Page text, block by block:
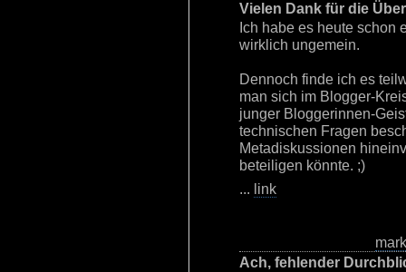
Vielen Dank für die
Ich habe es heute schon
wirklich ungemein.
Dennoch finde ich es
man sich im Blogger-
junger Bloggerinnen-
technischen Fragen
Metadiskussionen
beteiligen könnte. ;)
... link
Ach, fehlender